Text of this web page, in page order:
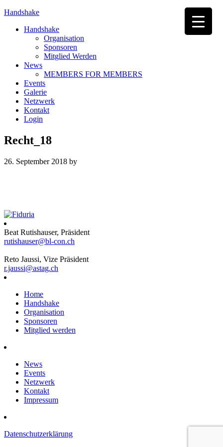
Handshake
Handshake
Organisation
Sponsoren
Mitglied Werden
News
MEMBERS FOR MEMBERS
Events
Galerie
Netzwerk
Kontakt
Login
Recht_18
26. September 2018 by
Beat Rutishauser, Präsident
rutishauser@bl-con.ch
Reto Jaussi, Vize Präsident
r.jaussi@astag.ch
Home
Handshake
Organisation
Sponsoren
Mitglied werden
News
Events
Netzwerk
Kontakt
Impressum
Datenschutzerklärung